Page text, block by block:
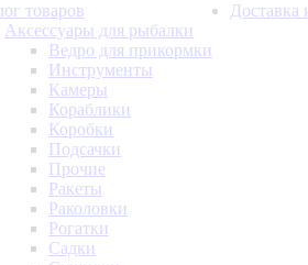
товаров
Аксессуары для рыбалки
Ведро для прикормки
Инструменты
Камеры
Кораблики
Коробки
Подсачки
Прочие
Ракеты
Раколовки
Рогатки
Садки
Доставка